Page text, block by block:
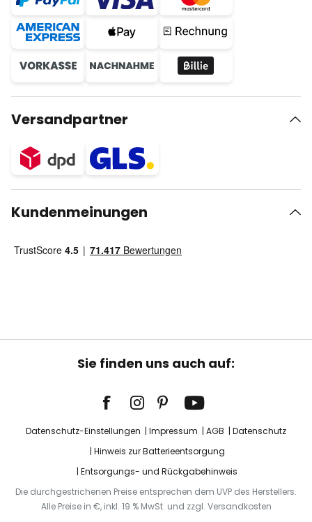
Versandpartner
Kundenmeinungen
Sie finden uns auch auf:
Datenschutz-Einstellungen Impressum AGB
Datenschutz
Hinweis zur Batterieentsorgung
Entsorgungs- und Rückgabehinweis
Die durchgestrichenen Preise entsprechen dem UVP des Herstellers.
Alle Preise in €, inkl. 19 % MwSt. und zzgl. Versandkosten